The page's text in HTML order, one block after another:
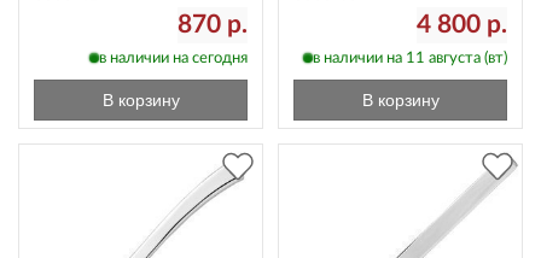
870 р.
в наличии на сегодня
В корзину
4 800 р.
в наличии на 11 августа (вт)
В корзину